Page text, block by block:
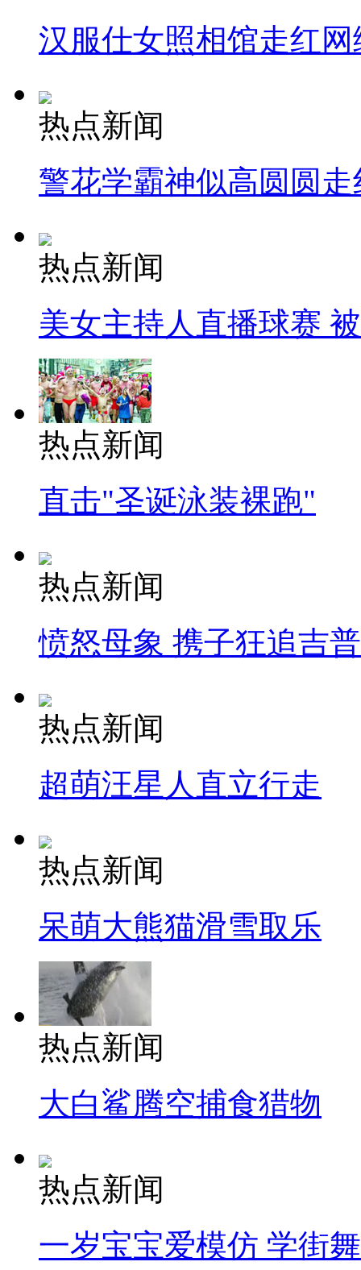
汉服仕女照相馆走红网
热点新闻
警花学霸神似高圆圆走
热点新闻
美女主持人直播球赛
热点新闻
直击"圣诞泳装裸跑"
热点新闻
愤怒母象 携子狂追吉
热点新闻
超萌汪星人直立行走
热点新闻
呆萌大熊猫滑雪取乐
热点新闻
大白鲨腾空捕食猎物
热点新闻
一岁宝宝爱模仿 学街